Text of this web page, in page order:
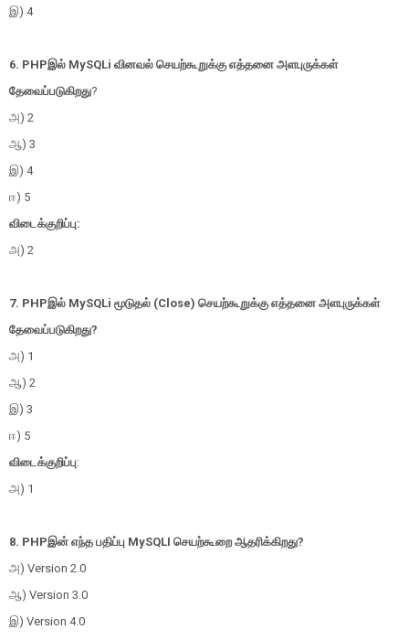
இ) 4
6. PHPஇல் MySQLi வினவல் செயற்கூறுக்கு எத்தனை அளபுருக்கள்
தேவைப்படுகிறது?
அ) 2
ஆ) 3
இ) 4
ஈ) 5
விடைக்குறிப்பு:
அ) 2
7. PHPஇல் MySQLi மூடுதல் (Close) செயற்கூறுக்கு எத்தனை அளபுருக்கள்
தேவைப்படுகிறது?
அ) 1
ஆ) 2
இ) 3
ஈ) 5
விடைக்குறிப்பு:
அ) 1
8. PHPஇன் எந்த பதிப்பு MySQLI செயற்கூறை ஆதரிக்கிறது?
அ) Version 2.0
ஆ) Version 3.0
இ) Version 4.0